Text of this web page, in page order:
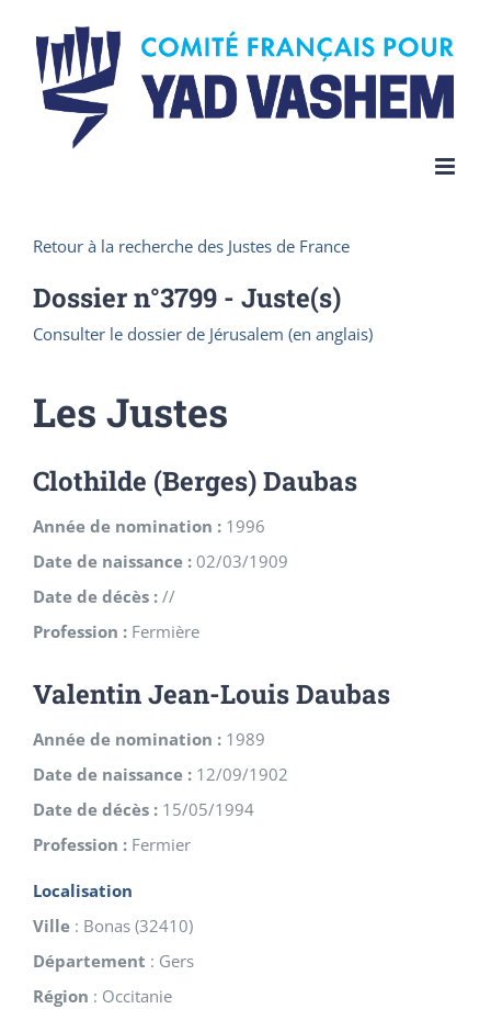
content
Retour à la recherche des Justes de France
Dossier n°3799 - Juste(s)
Consulter le dossier de Jérusalem (en anglais)
Les Justes
Clothilde (Berges) Daubas
Année de nomination : 1996
Date de naissance : 02/03/1909
Date de décès : //
Profession : Fermière
Valentin Jean-Louis Daubas
Année de nomination : 1989
Date de naissance : 12/09/1902
Date de décès : 15/05/1994
Profession : Fermier
Localisation
Ville : Bonas (32410)
Département : Gers
Région : Occitanie